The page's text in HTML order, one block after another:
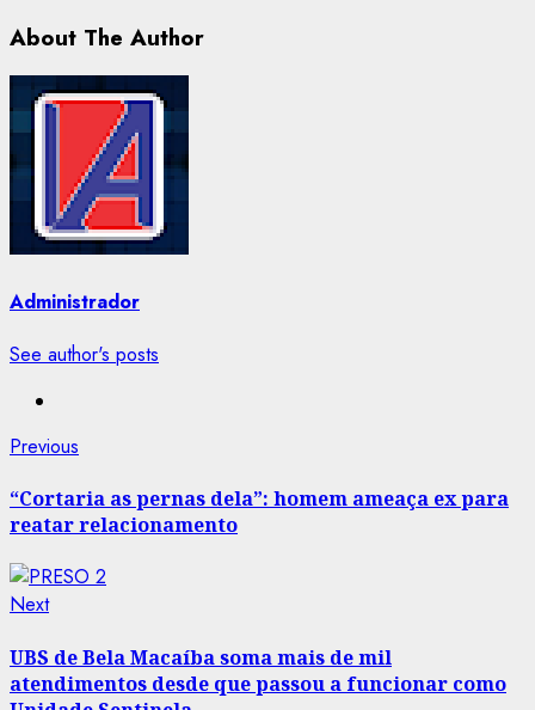
About The Author
Administrador
See author's posts
Post
navigation
Previous
“Cortaria as pernas dela”: homem ameaça ex para
reatar relacionamento
NextNext
UBS de Bela Macaíba soma mais de mil
atendimentos desde que passou a funcionar como